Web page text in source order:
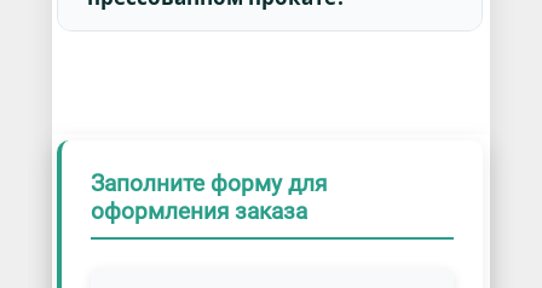
Заполните форму для
оформления заказа